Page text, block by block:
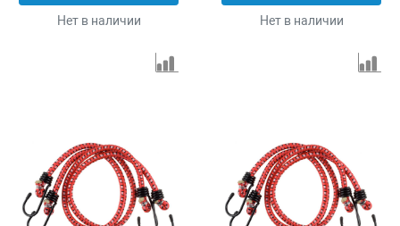
Нет в наличии Нет в наличии